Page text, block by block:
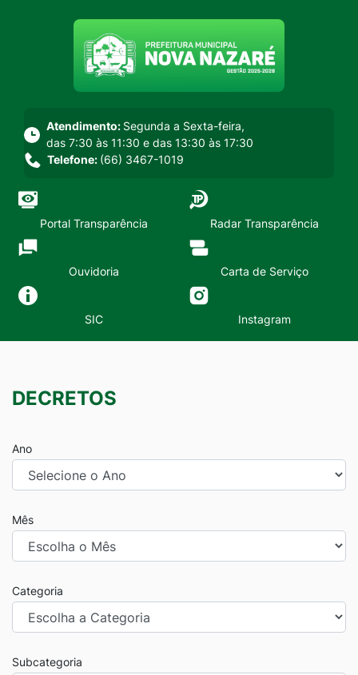
Seção do menu principal
Atendimento: Segunda a Sexta-feira,
das 7:30 às 11:30 e das 13:30 às 17:30
Telefone: (66) 3467-1019
Portal Transparência Radar Transparência
Ouvidoria Carta de Serviço
SIC Instagram
DECRETOS
Ano
Mês
Categoria
Subcategoria